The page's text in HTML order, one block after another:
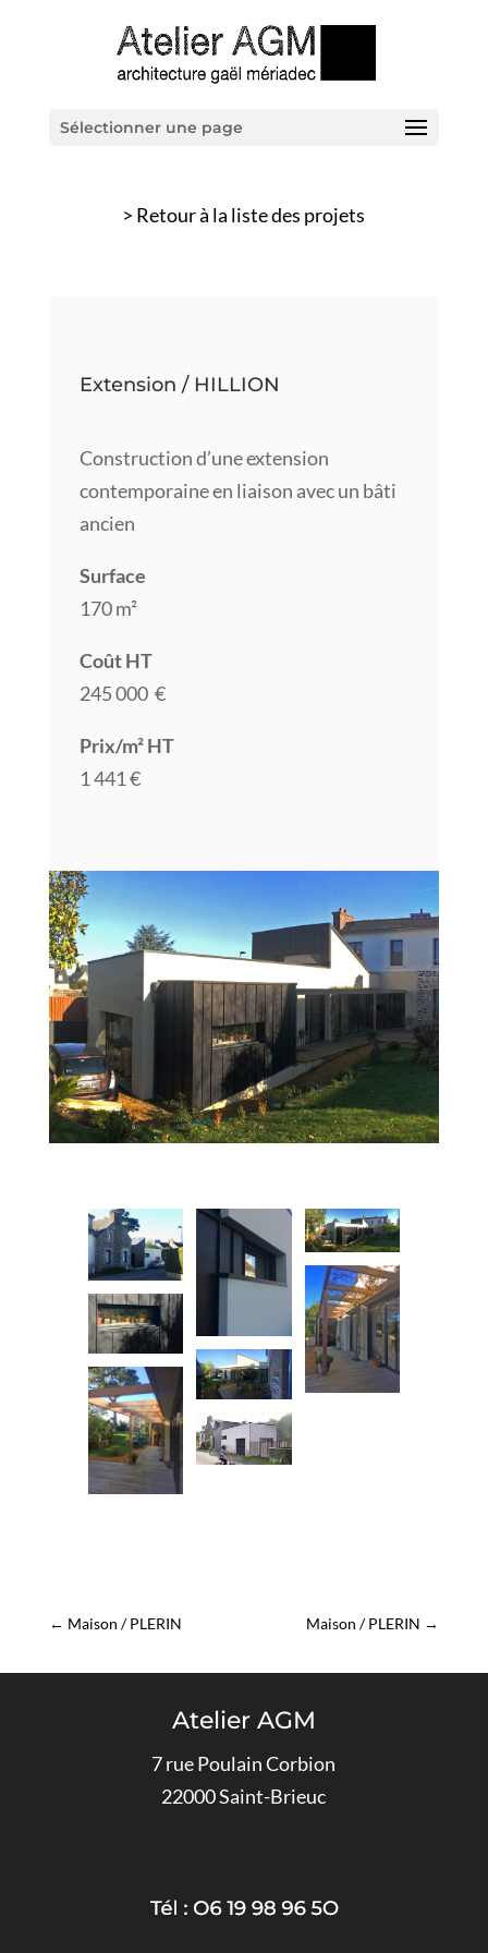
Sélectionner une page
> Retour à la liste des projets
Extension / HILLION
Construction d’une extension
contemporaine en liaison avec un bâti
ancien
Surface
170 m²
Coût HT
245 000 €
Prix/m² HT
1 441 €
← Maison / PLERIN Maison / PLERIN →
Atelier AGM
7 rue Poulain Corbion
22000 Saint-Brieuc